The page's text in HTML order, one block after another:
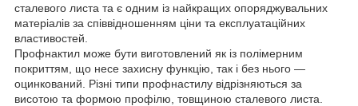
сталевого листа та є одним із найкращих опоряджувальних
матеріалів за співвідношенням ціни та експлуатаційних
властивостей.
Профнактил може бути виготовлений як із полімерним
покриттям, що несе захисну функцію, так і без нього —
оцинкований. Різні типи профнастилу відрізняються за
висотою та формою профілю, товщиною сталевого листа.